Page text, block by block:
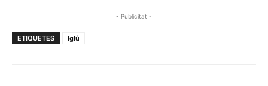
- Publicitat -
ETIQUETES Iglú